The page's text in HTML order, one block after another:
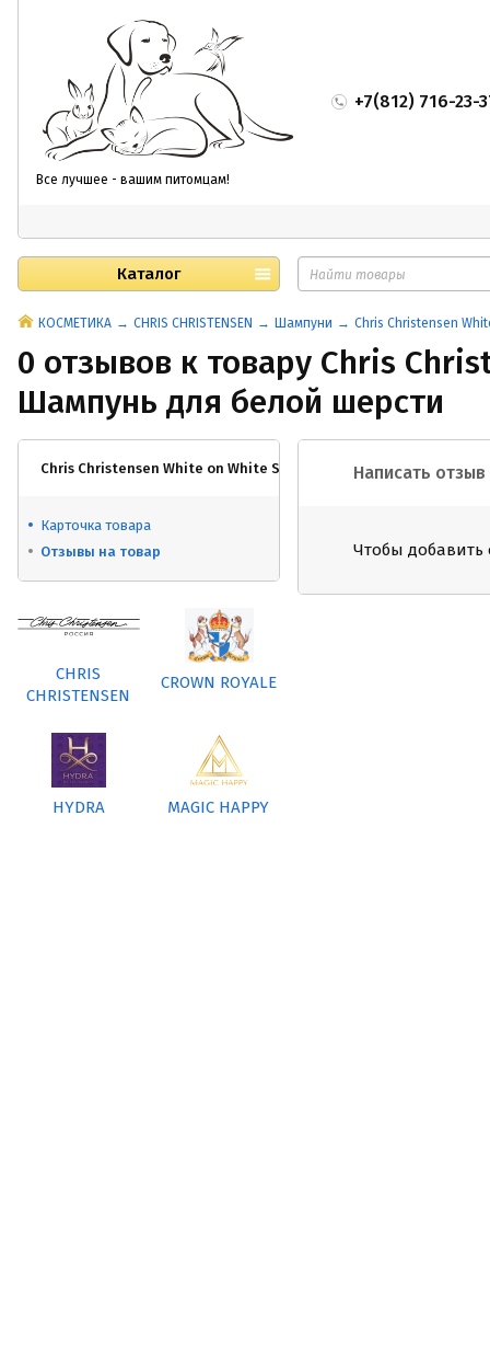
Все лучшее - вашим питомцам!
+7(812) 716-23-
Каталог
КОСМЕТИКА CHRIS CHRISTENSEN Шампуни Chris Christensen
0 отзывов к товару Chris
Шампунь для белой шерсти
Chris Christensen White on White Shampoo/ Шампунь для
Карточка товара
Отзывы на товар
CHRIS
CHRISTENSEN
CROWN ROYALE
HYDRA MAGIC HAPPY
Написать отзыв
Чтобы добавить